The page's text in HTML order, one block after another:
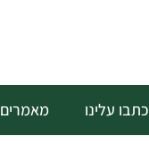
כתבו עלינו מאמרים